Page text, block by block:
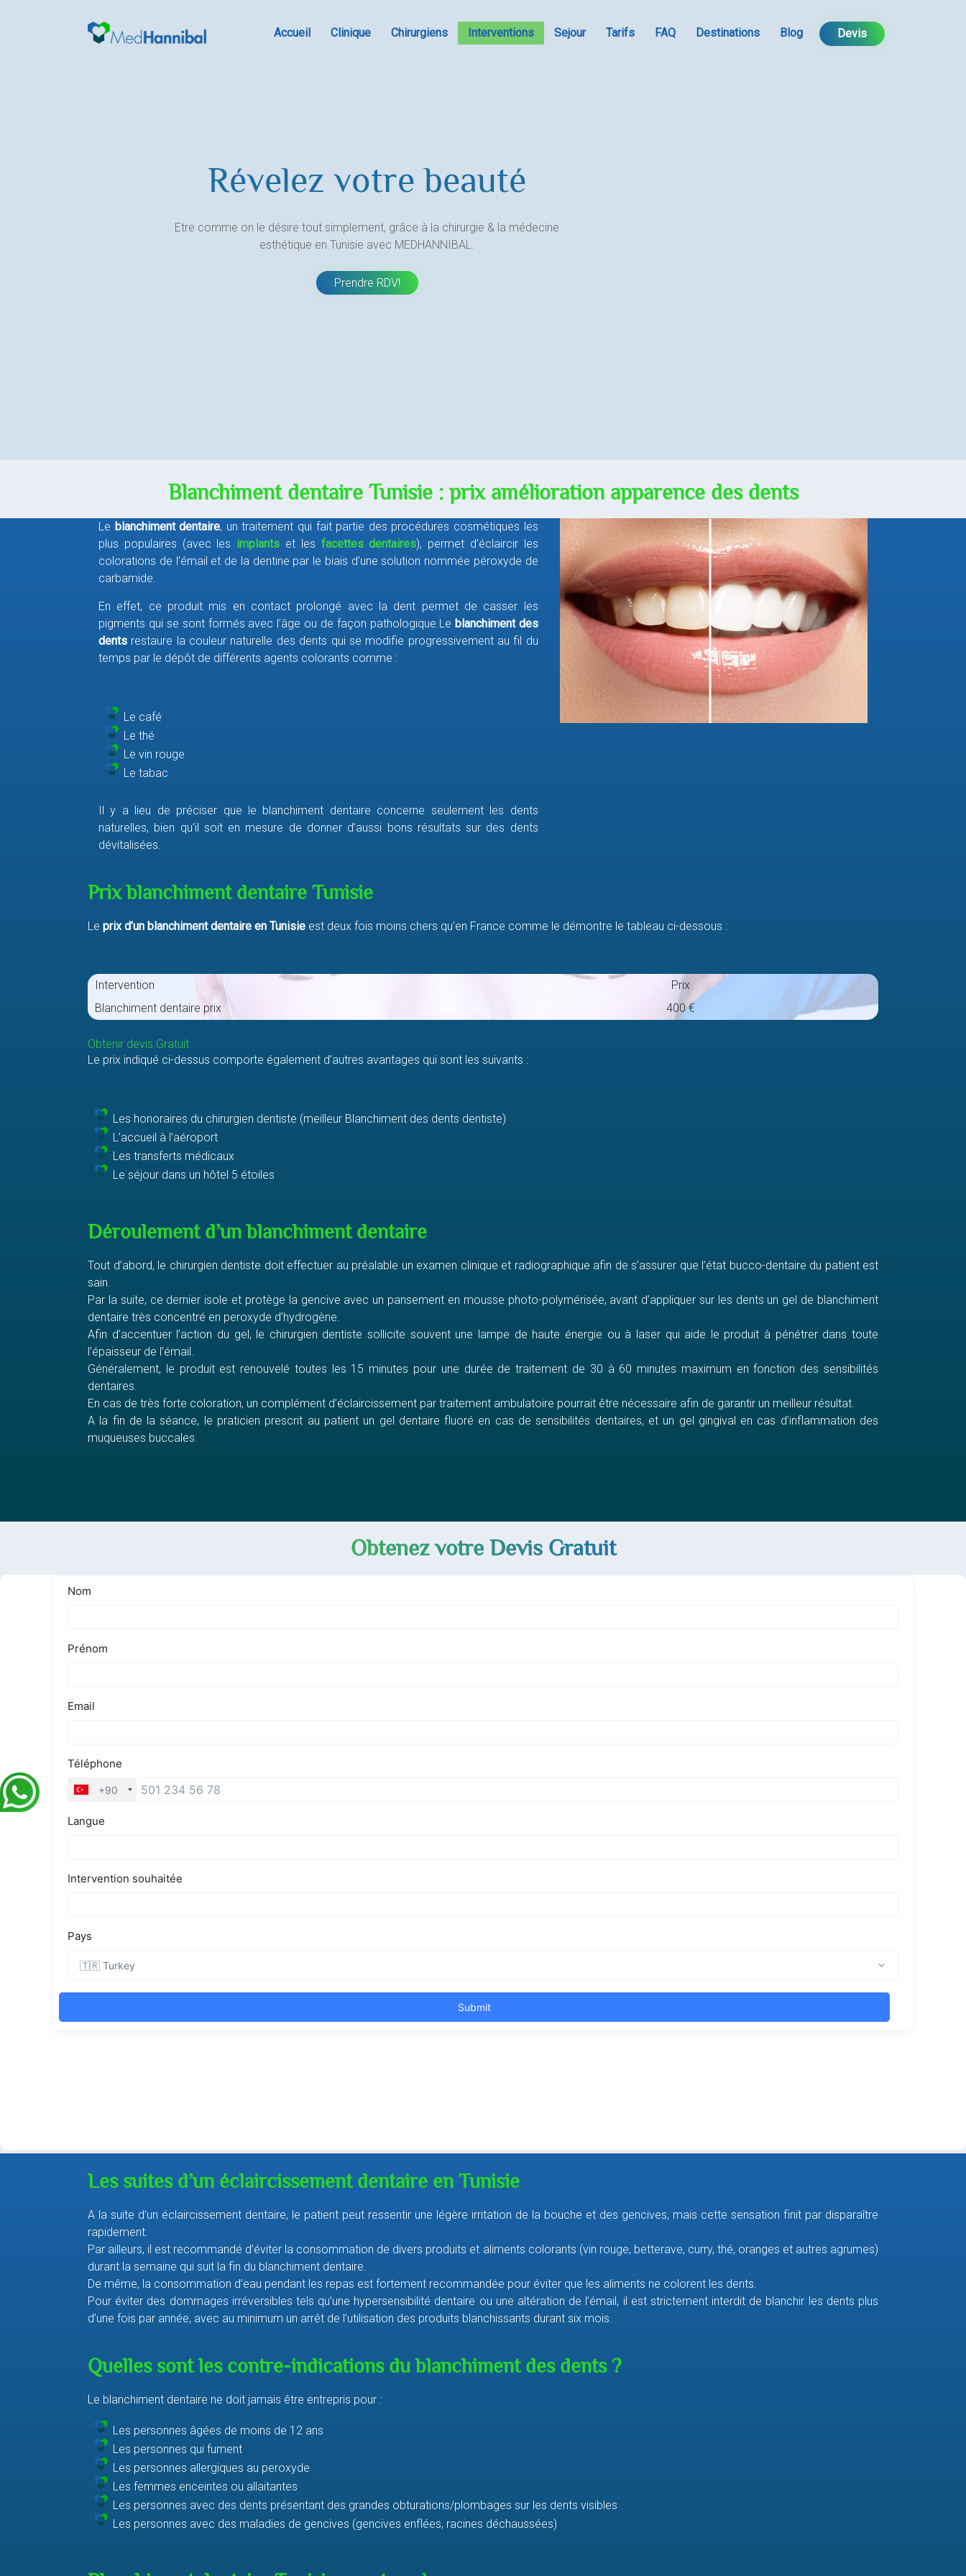
Accueil Clinique Chirurgiens Interventions Sejour Tarifs FAQ Destinations Blog Devis
Révelez votre beauté
Etre comme on le désire tout simplement, grâce à la chirurgie & la médecine
esthétique en Tunisie avec MEDHANNIBAL.
Prendre RDV!
Blanchiment dentaire Tunisie : prix amélioration apparence des dents
Le blanchiment dentaire, un traitement qui fait partie des procédures cosmétiques les
plus populaires (avec les implants et les facettes dentaires), permet d’éclaircir les
colorations de l’émail et de la dentine par le biais d’une solution nommée péroxyde de
carbamide.
En effet, ce produit mis en contact prolongé avec la dent permet de casser les
pigments qui se sont formés avec l’âge ou de façon pathologique.Le blanchiment des
dents restaure la couleur naturelle des dents qui se modifie progressivement au fil du
temps par le dépôt de différents agents colorants comme :
Le café
Le thé
Le vin rouge
Le tabac
Il y a lieu de préciser que le blanchiment dentaire concerne seulement les dents
naturelles, bien qu’il soit en mesure de donner d’aussi bons résultats sur des dents
dévitalisées.
Prix blanchiment dentaire Tunisie
Le prix d’un blanchiment dentaire en Tunisie est deux fois moins chers qu’en France comme le démontre le tableau ci-dessous :
Intervention
Prix
Blanchiment dentaire prix
400 €
Obtenir devis Gratuit
Le prix indiqué ci-dessus comporte également d’autres avantages qui sont les suivants :
Les honoraires du chirurgien dentiste (meilleur Blanchiment des dents dentiste)
L’accueil à l’aéroport
Les transferts médicaux
Le séjour dans un hôtel 5 étoiles
Déroulement d’un blanchiment dentaire
Tout d’abord, le chirurgien dentiste doit effectuer au préalable un examen clinique et radiographique afin de s’assurer que l’état bucco-dentaire du patient est
sain.
Par la suite, ce dernier isole et protège la gencive avec un pansement en mousse photo-polymérisée, avant d’appliquer sur les dents un gel de blanchiment
dentaire très concentré en peroxyde d’hydrogène.
Afin d’accentuer l’action du gel, le chirurgien dentiste sollicite souvent une lampe de haute énergie ou à laser qui aide le produit à pénétrer dans toute
l’épaisseur de l’émail.
Généralement, le produit est renouvelé toutes les 15 minutes pour une durée de traitement de 30 à 60 minutes maximum en fonction des sensibilités
dentaires.
En cas de très forte coloration, un complément d’éclaircissement par traitement ambulatoire pourrait être nécessaire afin de garantir un meilleur résultat.
A la fin de la séance, le praticien prescrit au patient un gel dentaire fluoré en cas de sensibilités dentaires, et un gel gingival en cas d’inflammation des
muqueuses buccales.
Obtenez votre Devis Gratuit
Les suites d’un éclaircissement dentaire en Tunisie
A la suite d’un éclaircissement dentaire, le patient peut ressentir une légère irritation de la bouche et des gencives, mais cette sensation finit par disparaître
rapidement.
Par ailleurs, il est recommandé d’éviter la consommation de divers produits et aliments colorants (vin rouge, betterave, curry, thé, oranges et autres agrumes)
durant la semaine qui suit la fin du blanchiment dentaire.
De même, la consommation d’eau pendant les repas est fortement recommandée pour éviter que les aliments ne colorent les dents.
Pour éviter des dommages irréversibles tels qu’une hypersensibilité dentaire ou une altération de l’émail, il est strictement interdit de blanchir les dents plus
d’une fois par année, avec au minimum un arrêt de l’utilisation des produits blanchissants durant six mois.
Quelles sont les contre-indications du blanchiment des dents ?
Le blanchiment dentaire ne doit jamais être entrepris pour :
Les personnes âgées de moins de 12 ans
Les personnes qui fument
Les personnes allergiques au peroxyde
Les femmes enceintes ou allaitantes
Les personnes avec des dents présentant des grandes obturations/plombages sur les dents visibles
Les personnes avec des maladies de gencives (gencives enflées, racines déchaussées)